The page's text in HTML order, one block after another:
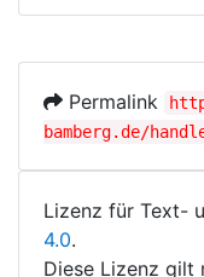
Permalink
bamberg.de/
Lizenz für Text-
4.0.
Diese Lizenz gilt